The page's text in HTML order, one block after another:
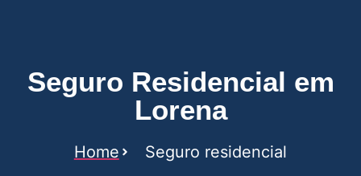
Seguro Residencial em
Lorena
Home Seguro residencial